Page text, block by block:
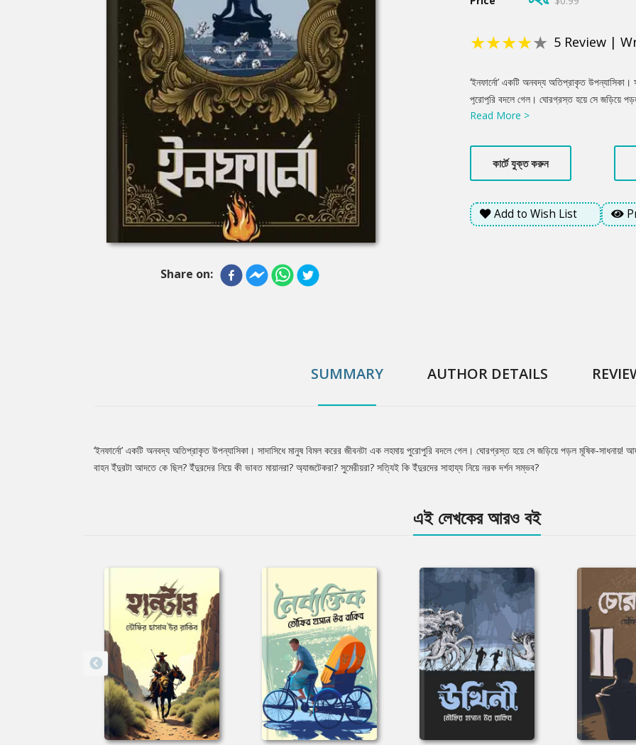
Share on:
★★★★★ 5 Review |
Product
Summery
‘ইনফার্নো’ একটি অনবদ্য অতিপ্রাকৃত উপন্যাসিকা।
পুরোপুরি বদলে গেল। ঘোরগ্রস্ত হয়ে সে জড়িয়ে
সবচেয়ে বেশি জ্ঞান রাখে ইঁদুরেরা? গণেশের বাহন
Read More >
কার্টে যুক্ত করুন
Add to Wish List
SUMMARY AUTHOR DETAILS
Tab
‘ইনফার্নো’ একটি অনবদ্য অতিপ্রাকৃত উপন্যাসিকা। সাদাসিধে মানুষ বিমল করের জীবনটা এক লহমায় পুরোপুরি বদলে গেল। ঘোরগ্রস্ত হয়ে সে জড়িয়ে পড়ল মূষিক-সাধনায়!
বাহন ইঁদুরটা আদতে কে ছিল? ইঁদুরদের নিয়ে কী ভাবত মায়ানরা? অ্যাজটেকরা? সুমেরীয়রা? সত্যিই কি ইঁদুরদের সাহায্য নিয়ে নরক দর্শন সম্ভব?
এই লেখকের আরও বই